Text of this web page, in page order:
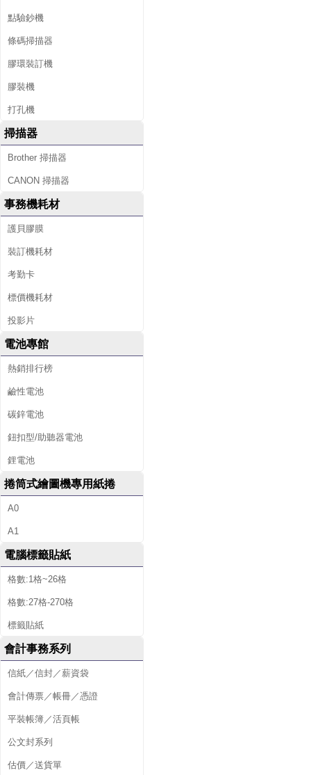
點驗鈔機
條碼掃描器
膠環裝訂機
膠裝機
打孔機
掃描器
Brother 掃描器
CANON 掃描器
事務機耗材
護貝膠膜
裝訂機耗材
考勤卡
標價機耗材
投影片
電池專館
熱銷排行榜
鹼性電池
碳鋅電池
鈕扣型/助聽器電池
鋰電池
捲筒式繪圖機專用紙捲
A0
A1
電腦標籤貼紙
格數:1格~26格
格數:27格-270格
標籤貼紙
會計事務系列
信紙／信封／薪資袋
會計傳票／帳冊／憑證
平裝帳簿／活頁帳
公文封系列
估價／送貨單